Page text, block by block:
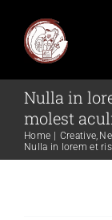
Nulla in
molest
Home Creative
Nulla in lorem et